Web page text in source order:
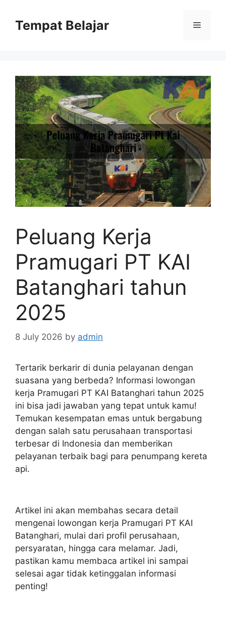
contentTempat Belajar Menu
Peluang Kerja
Pramugari PT KAI
Batanghari tahun
2025
8 July 2026 by admin
Tertarik berkarir di dunia pelayanan dengan
suasana yang berbeda? Informasi lowongan
kerja Pramugari PT KAI Batanghari tahun 2025
ini bisa jadi jawaban yang tepat untuk kamu!
Temukan kesempatan emas untuk bergabung
dengan salah satu perusahaan transportasi
terbesar di Indonesia dan memberikan
pelayanan terbaik bagi para penumpang kereta
api.
Artikel ini akan membahas secara detail
mengenai lowongan kerja Pramugari PT KAI
Batanghari, mulai dari profil perusahaan,
persyaratan, hingga cara melamar. Jadi,
pastikan kamu membaca artikel ini sampai
selesai agar tidak ketinggalan informasi
penting!